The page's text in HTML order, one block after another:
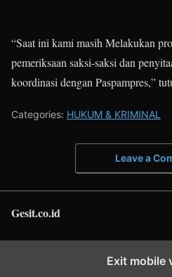
“Saat ini kami masih Melakukan
pemeriksaan saksi-saksi dan
koordinasi dengan Paspampres,”
Categories: HUKUM & KRIMINAL
Leave a
Gesit.co.id
Exit mobile